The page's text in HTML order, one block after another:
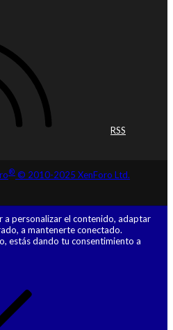
RSS
® © 2010-2025 XenForo Ltd.
a personalizar el contenido, adaptar
a mantenerte conectado.
estás dando tu consentimiento a